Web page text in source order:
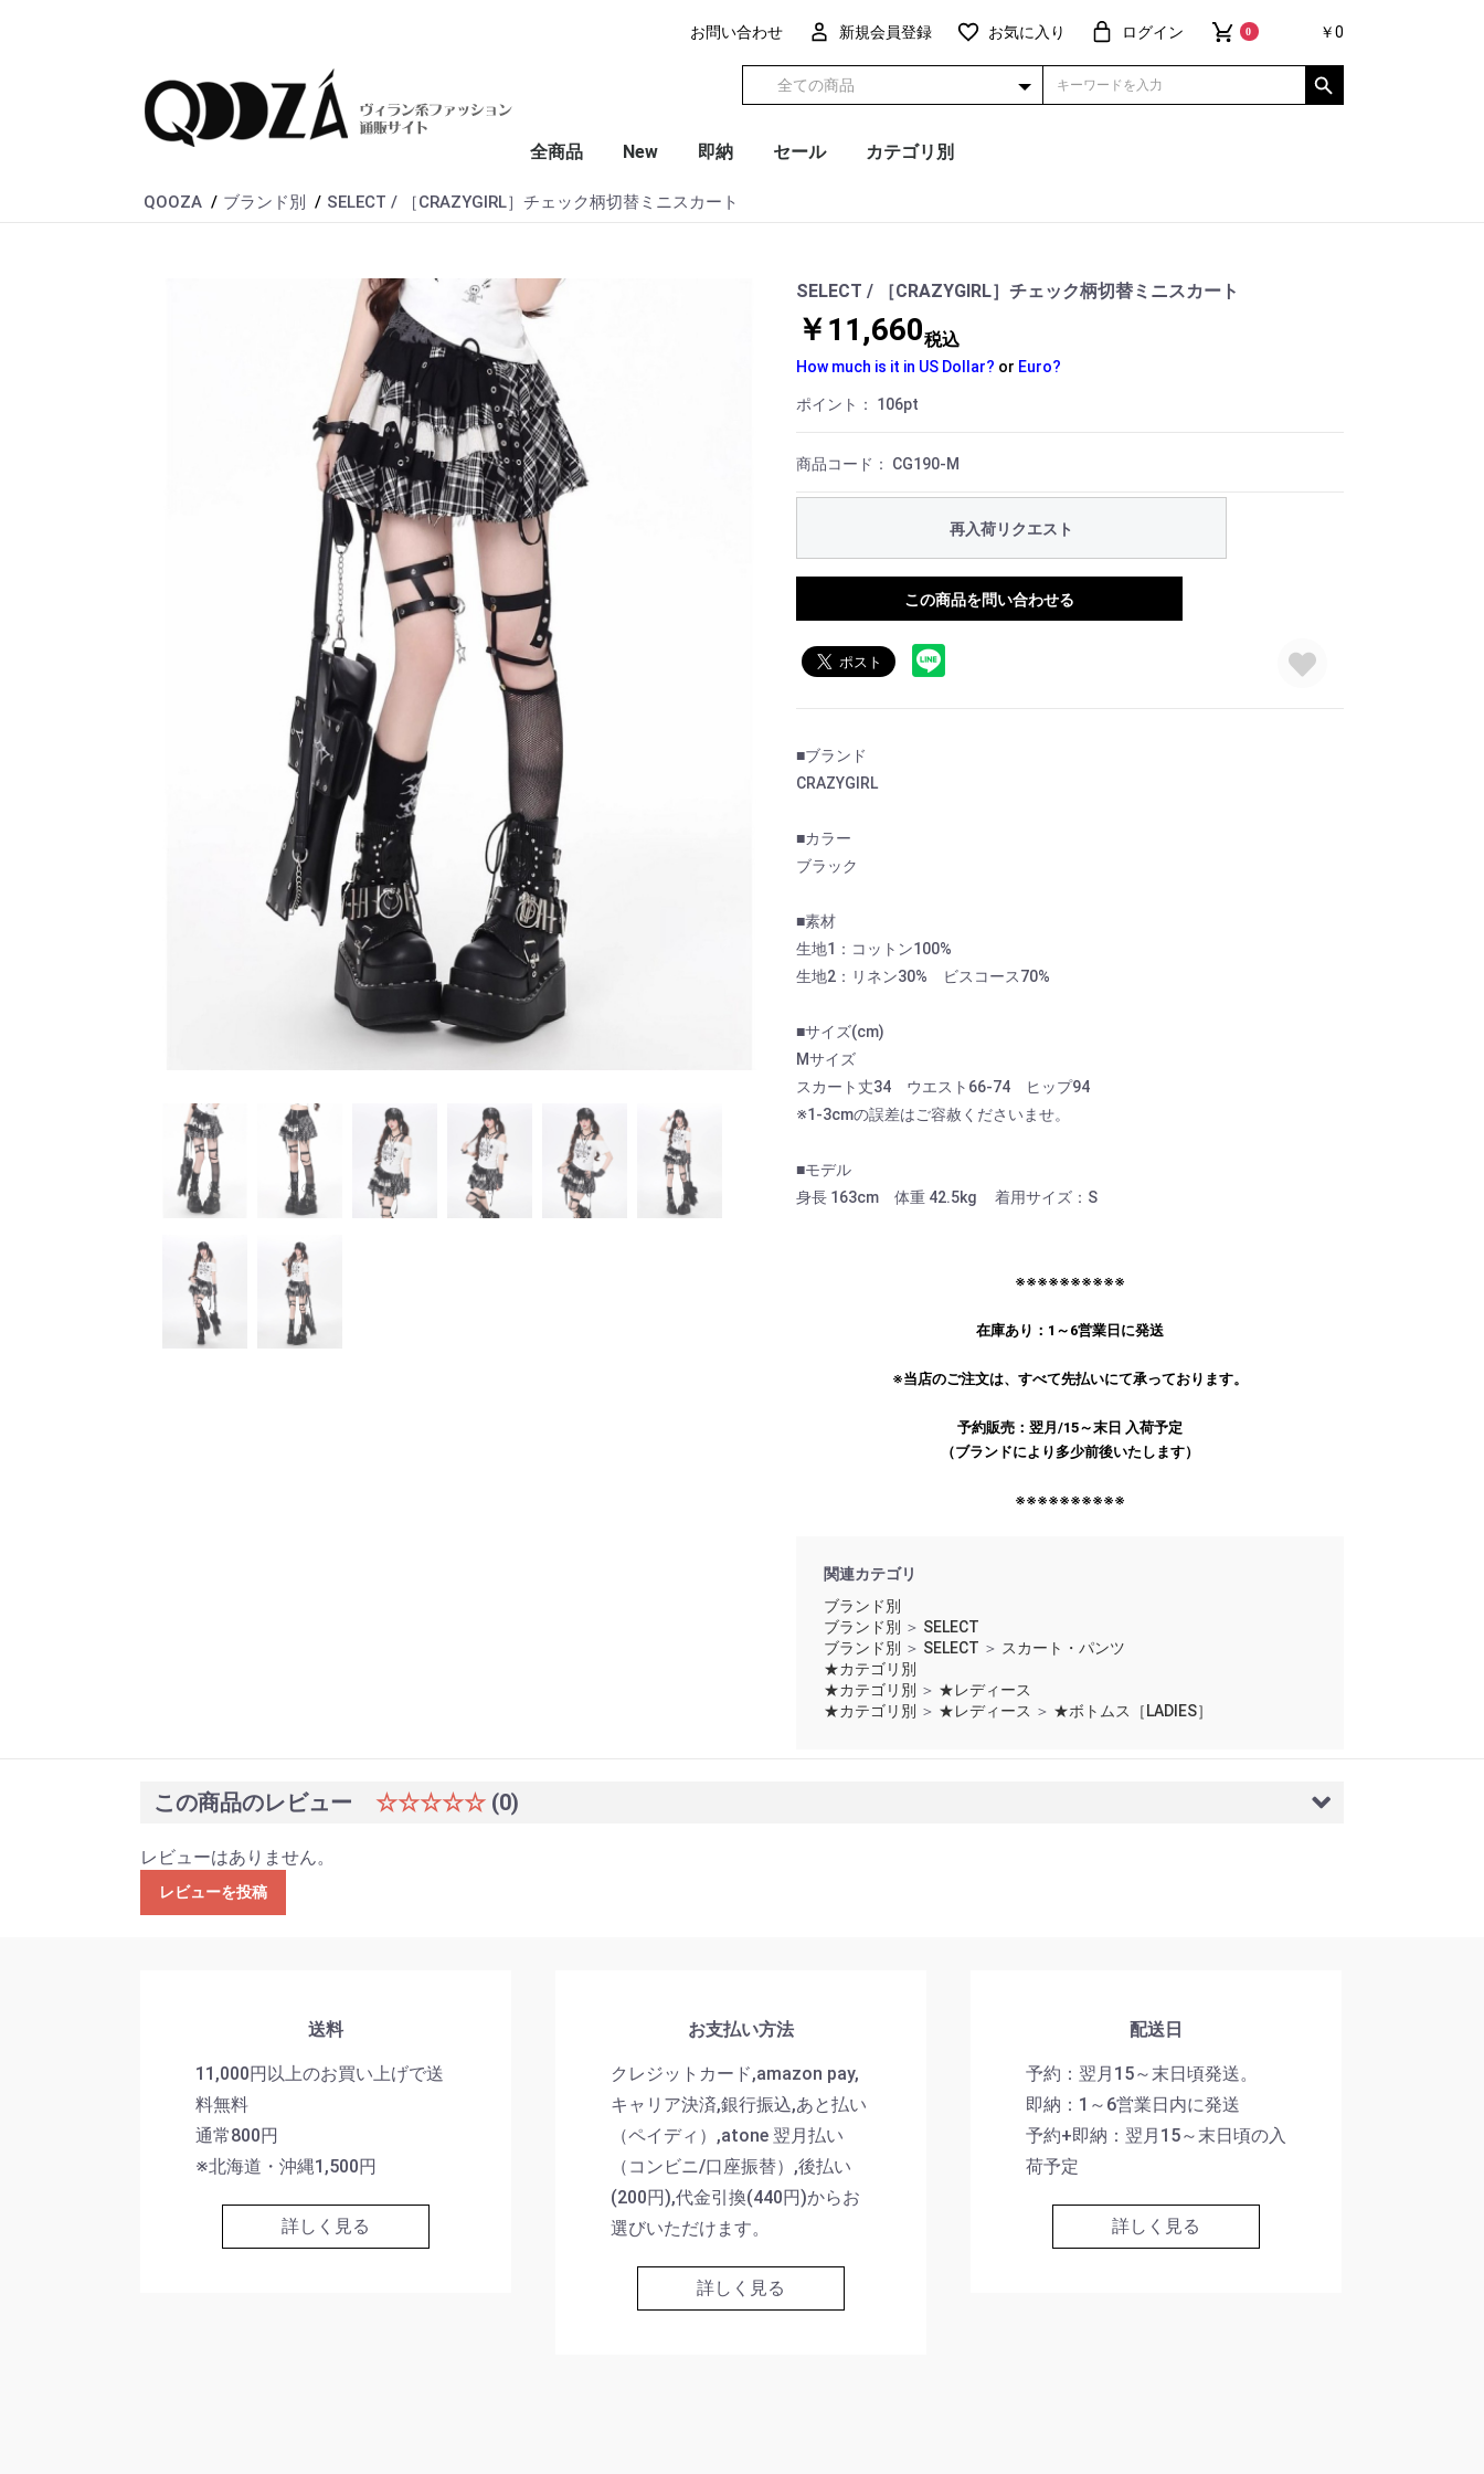
お問い合わせ 新規会員登録 お気に入り ログイン 0 ￥0
全商品 New 即納 セール カテゴリ別
QOOZA ブランド別 SELECT / ［CRAZYGIRL］チェック柄切替ミニスカート
SELECT / ［CRAZYGIRL］チェック柄切替ミニスカート
￥11,660税込
How much is it in US Dollar? or Euro?
ポイント： 106pt
商品コード： CG190-M
再入荷リクエスト
この商品を問い合わせる
■ブランド
CRAZYGIRL
■カラー
ブラック
■素材
生地1：コットン100%
生地2：リネン30% ビスコース70%
■サイズ(cm)
Mサイズ
スカート丈34 ウエスト66-74 ヒップ94
※1-3cmの誤差はご容赦くださいませ。
■モデル
身長 163cm 体重 42.5kg 着用サイズ：S
※※※※※※※※※※
在庫あり：1～6営業日に発送
※当店のご注文は、すべて先払いにて承っております。
予約販売：翌月/15～末日 入荷予定
（ブランドにより多少前後いたします）
※※※※※※※※※※
関連カテゴリ
ブランド別
ブランド別 ＞ SELECT
ブランド別 ＞ SELECT ＞ スカート・パンツ
★カテゴリ別
★カテゴリ別 ＞ ★レディース
★カテゴリ別 ＞ ★レディース ＞ ★ボトムス［LADIES］
この商品のレビュー ☆☆☆☆☆ (0)
レビューはありません。
レビューを投稿
送料
11,000円以上のお買い上げで送
料無料
通常800円
※北海道・沖縄1,500円
詳しく見る
お支払い方法
クレジットカード,amazon pay,
キャリア決済,銀行振込,あと払い
（ペイディ）,atone 翌月払い
（コンビニ/口座振替）,後払い
(200円),代金引換(440円)からお
選びいただけます。
詳しく見る
配送日
予約：翌月15～末日頃発送。
即納：1～6営業日内に発送
予約+即納：翌月15～末日頃の入
荷予定
詳しく見る